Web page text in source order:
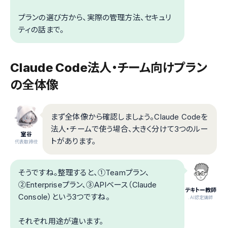
プランの選び方から、実際の管理方法、セキュリ
ティの話まで。
Claude Code法人・チーム向けプラン
の全体像
室谷
代表取締役
まず全体像から確認しましょう。Claude Codeを
法人・チームで使う場合、大きく分けて3つのルー
トがあります。
テキトー教師
.AI認定講師
そうですね。整理すると、①Teamプラン、
②Enterpriseプラン、③APIベース（Claude
Console）という3つですね。
それぞれ用途が違います。